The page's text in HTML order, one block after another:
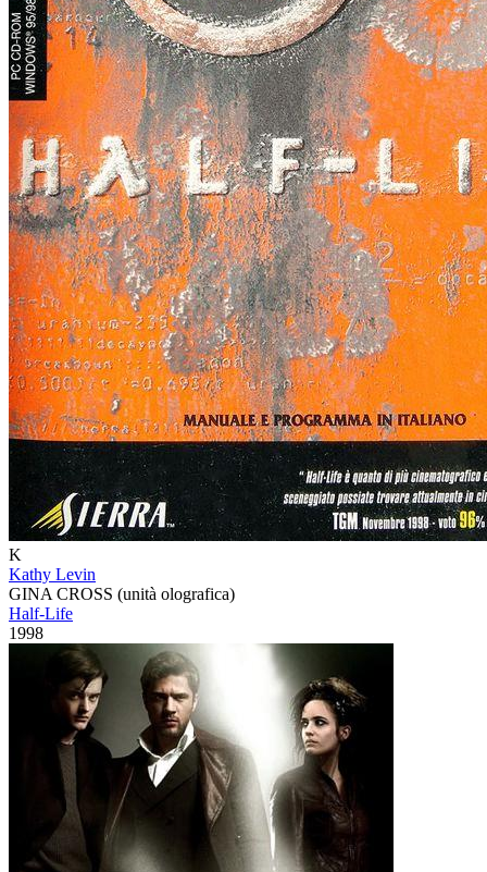
K
Kathy Levin
GINA CROSS (unità olografica)
Half-Life
1998